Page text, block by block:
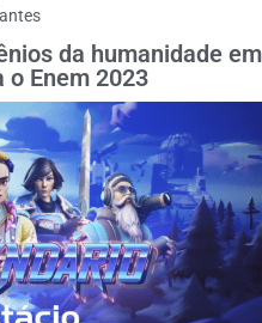
da humanidade em
o Enem 2023